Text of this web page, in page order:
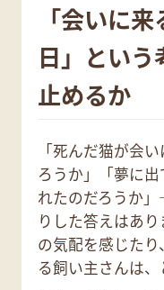
「会いに
日」とい
止めるか
「死んだ猫が会
ろうか」「夢に
れたのだろうか
りした答えはあ
の気配を感じた
る飼い主さんは、